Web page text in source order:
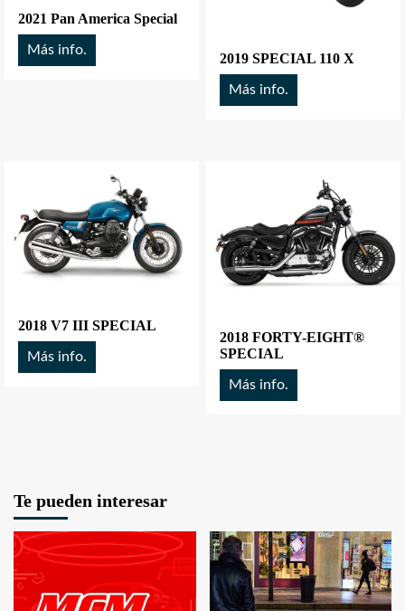
2021 Pan America Special
Más info.
2019 SPECIAL 110 X
Más info.
2018 V7 III SPECIAL
Más info.
2018 FORTY-EIGHT®
SPECIAL
Más info.
Te pueden interesar